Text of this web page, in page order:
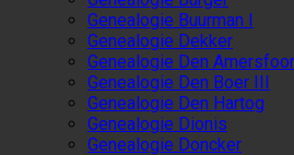
Genealogie Buurman I
Genealogie Dekker
Genealogie Den
Genealogie Den Boer III
Genealogie Den Hartog
Genealogie Dionis
Genealogie Doncker